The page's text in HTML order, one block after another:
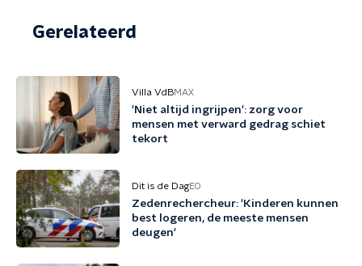
Gerelateerd
Villa VdBMAX
'Niet altijd ingrijpen': zorg voor
mensen met verward gedrag schiet
tekort
Dit is de DagEO
Zedenrechercheur: 'Kinderen kunnen
best logeren, de meeste mensen
deugen'